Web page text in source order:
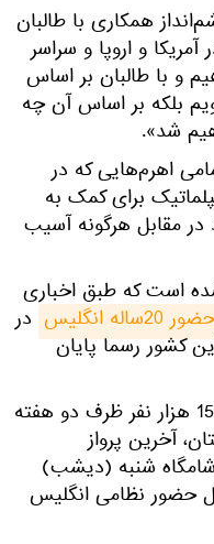
همکاری با طالبان
و اروپا و سراسر
و با طالبان بر اساس
بلکه بر اساس آن چه
شد».
اهرم‌هایی که در
برای کمک به
مقابل هرگونه آسیب
است که طبق اخباری
حضور 20ساله انگلیس در
کشور رسما پایان
طبق این گزارش، با تخلیه بیش از 15 هزار نفر ظرف دو هفته
آخرین پرواز
شامگاه شنبه (دیشب)
حضور نظامی انگلیس